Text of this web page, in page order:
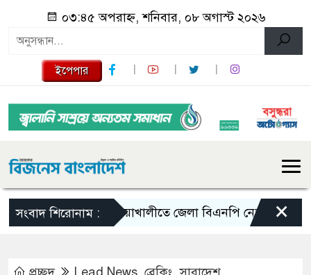
০৩:৪৫ অপরাহ্ন, শনিবার, ০৮ অগাস্ট ২০২৬
ইপেপার
সংবাদ শিরোনাম :নোয়াখালীতে জেলা বিএনপি নেতাকে লক্ষ্য করে
×